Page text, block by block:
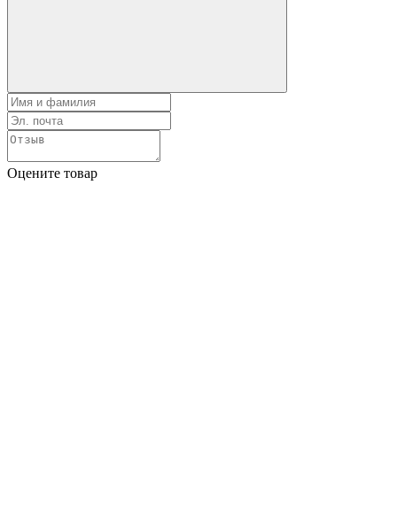
Оцените товар